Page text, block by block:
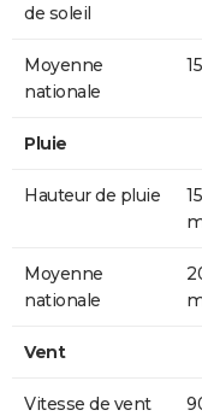
de soleil
Moyenne
nationale
Pluie
Hauteur de pluie
Moyenne
nationale
Vent
Vitesse de vent